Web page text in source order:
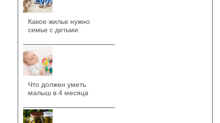
Какое жилье нужно
семье с детьми
Что должен уметь
малыш в 4 месяца